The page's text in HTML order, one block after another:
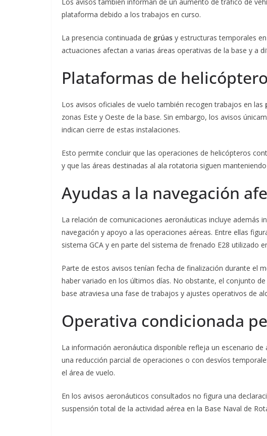
plataforma debido a los trabajos en curso.
La presencia continuada de grúas y estructuras temporales
actuaciones afectan a varias áreas operativas de la base y a
Plataformas de
Los avisos oficiales de vuelo también recogen trabajos en las
zonas Este y Oeste de la base. Sin embargo, los avisos
indican cierre de estas instalaciones.
Esto permite concluir que las operaciones de helicópteros
y que las áreas destinadas al ala rotatoria siguen
Ayudas a la navegación
La relación de comunicaciones aeronáuticas incluye además
navegación y apoyo a las operaciones aéreas. Entre ellas
sistema GCA y en parte del sistema de frenado E28 utilizado
Parte de estos avisos tenían fecha de finalización durante el
haber variado en los últimos días. No obstante, el conjunto
base atraviesa una fase de trabajos y ajustes operativos de
Operativa condicionada
La información aeronáutica disponible refleja un escenario
una reducción parcial de operaciones o con desvíos
el área de vuelo.
En los avisos aeronáuticos consultados no figura una
suspensión total de la actividad aérea en la Base Naval de